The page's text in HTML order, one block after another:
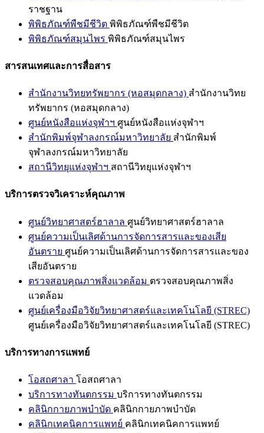
ราชฐาน
พิพิธภัณฑ์พืชมีชีวิต พิพิธภัณฑ์พืชมีชีวิต
พิพิธภัณฑ์สมุนไพร พิพิธภัณฑ์สมุนไพร
สารสนเทศและการสื่อสาร
สำนักงานวิทยทรัพยากร (หอสมุดกลาง) สำนักงานวิทย
ทรัพยากร (หอสมุดกลาง)
ศูนย์หนังสือแห่งจุฬาฯ ศูนย์หนังสือแห่งจุฬาฯ
สำนักพิมพ์จุฬาลงกรณ์มหาวิทยาลัย สำนักพิมพ์
จุฬาลงกรณ์มหาวิทยาลัย
สถานีวิทยุแห่งจุฬาฯ สถานีวิทยุแห่งจุฬาฯ
บริการตรวจวิเคราะห์คุณภาพ
ศูนย์วิทยาศาสตร์ฮาลาล ศูนย์วิทยาศาสตร์ฮาลาล
ศูนย์ความเป็นเลิศด้านการจัดการสารและของเสีย
อันตราย ศูนย์ความเป็นเลิศด้านการจัดการสารและของ
เสียอันตราย
ตรวจสอบคุณภาพสิ่งแวดล้อม ตรวจสอบคุณภาพสิ่ง
แวดล้อม
ศูนย์เครื่องมือวิจัยวิทยาศาสตร์และเทคโนโลยี (STREC)
ศูนย์เครื่องมือวิจัยวิทยาศาสตร์และเทคโนโลยี (STREC)
บริการทางการแพทย์
โอสถศาลา โอสถศาลา
บริการทางทันตกรรม บริการทางทันตกรรม
คลินิกกายภาพบำบัด คลินิกกายภาพบำบัด
คลินิกเทคนิคการแพทย์ คลินิกเทคนิคการแพทย์